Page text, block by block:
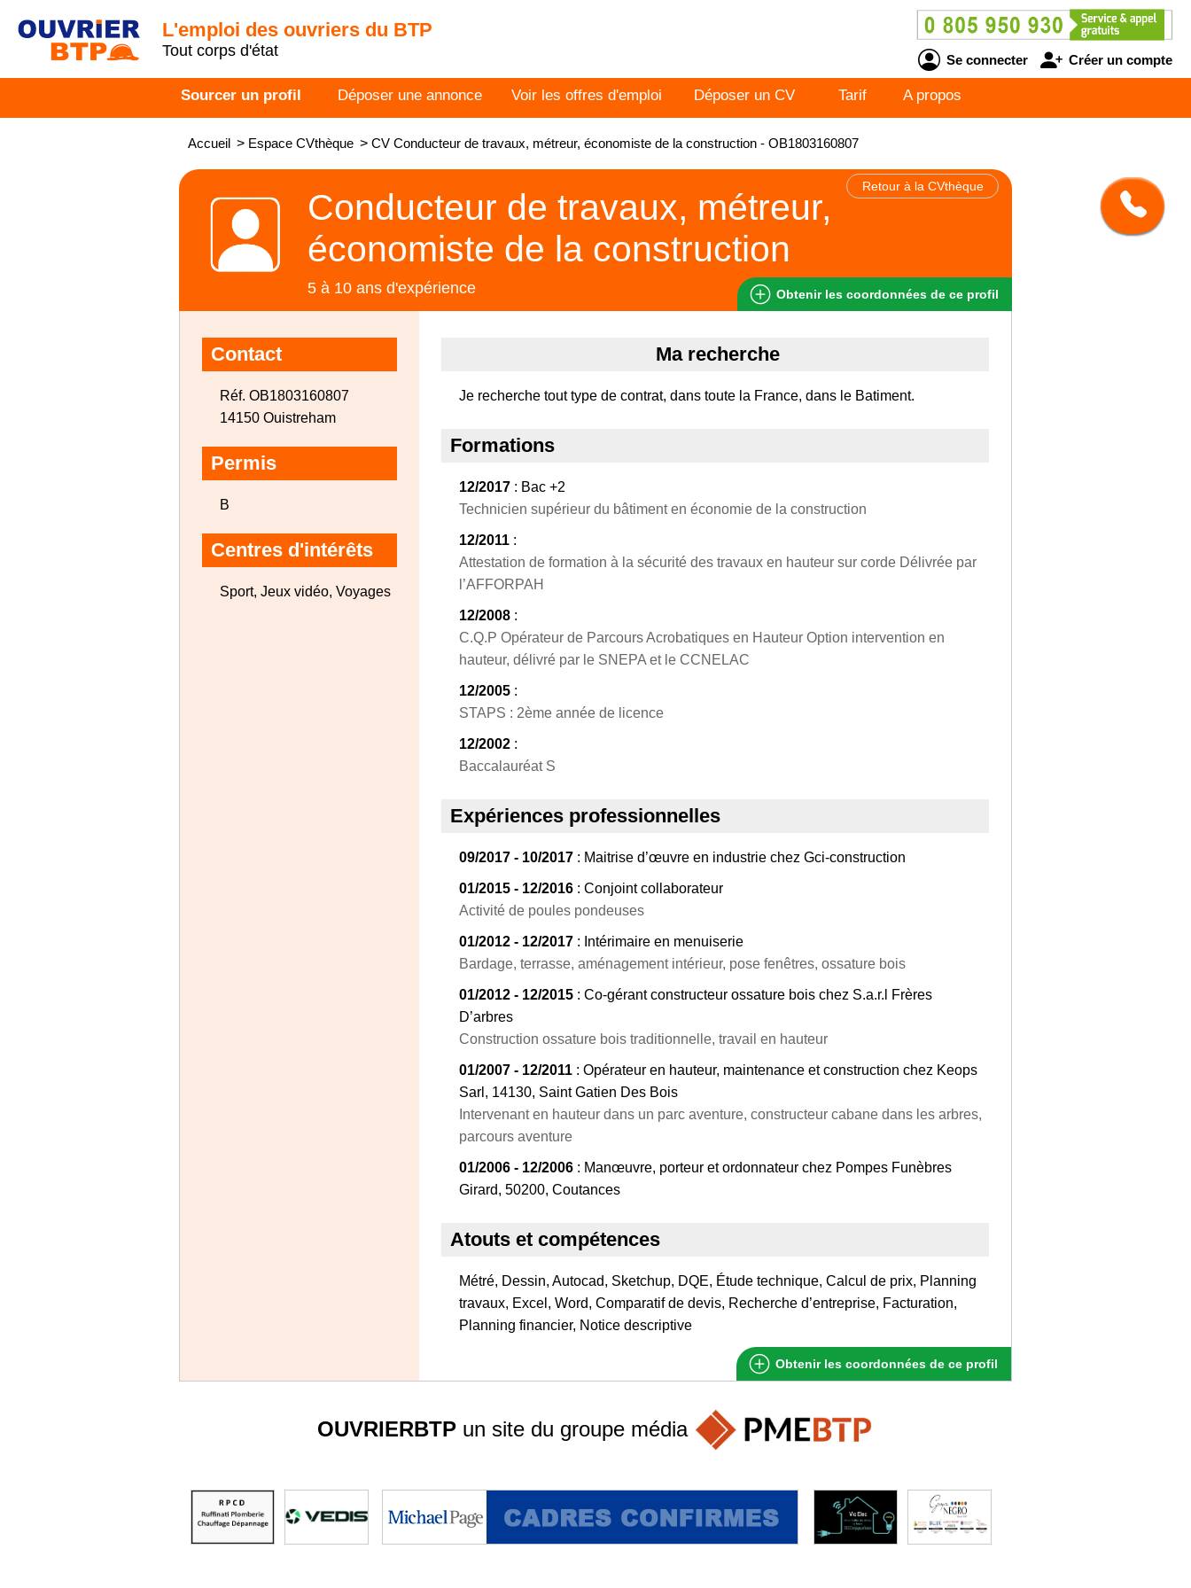
L'emploi des ouvriers du BTP
Tout corps d'état
Se connecter Créer un compte
Sourcer un profil Déposer une annonce Voir les offres d'emploi Déposer un CV Tarif A propos
Accueil > Espace CVthèque > CV Conducteur de travaux, métreur, économiste de la construction - OB1803160807
Retour à la CVthèque
Conducteur de travaux, métreur,
économiste de la construction
5 à 10 ans d'expérience Obtenir les coordonnées de ce profil
Contact
Réf. OB1803160807
14150 Ouistreham
Permis
B
Centres d'intérêts
Sport, Jeux vidéo, Voyages
Ma recherche
Je recherche tout type de contrat, dans toute la France, dans le Batiment.
Formations
12/2017 : Bac +2
Technicien supérieur du bâtiment en économie de la construction
12/2011 :
Attestation de formation à la sécurité des travaux en hauteur sur corde Délivrée par
l’AFFORPAH
12/2008 :
C.Q.P Opérateur de Parcours Acrobatiques en Hauteur Option intervention en
hauteur, délivré par le SNEPA et le CCNELAC
12/2005 :
STAPS : 2ème année de licence
12/2002 :
Baccalauréat S
Expériences professionnelles
09/2017 - 10/2017 : Maitrise d’œuvre en industrie chez Gci-construction
01/2015 - 12/2016 : Conjoint collaborateur
Activité de poules pondeuses
01/2012 - 12/2017 : Intérimaire en menuiserie
Bardage, terrasse, aménagement intérieur, pose fenêtres, ossature bois
01/2012 - 12/2015 : Co-gérant constructeur ossature bois chez S.a.r.l Frères
D’arbres
Construction ossature bois traditionnelle, travail en hauteur
01/2007 - 12/2011 : Opérateur en hauteur, maintenance et construction chez Keops
Sarl, 14130, Saint Gatien Des Bois
Intervenant en hauteur dans un parc aventure, constructeur cabane dans les arbres,
parcours aventure
01/2006 - 12/2006 : Manœuvre, porteur et ordonnateur chez Pompes Funèbres
Girard, 50200, Coutances
Atouts et compétences
Métré, Dessin, Autocad, Sketchup, DQE, Étude technique, Calcul de prix, Planning
travaux, Excel, Word, Comparatif de devis, Recherche d’entreprise, Facturation,
Planning financier, Notice descriptive
Obtenir les coordonnées de ce profil
OUVRIERBTP un site du groupe média